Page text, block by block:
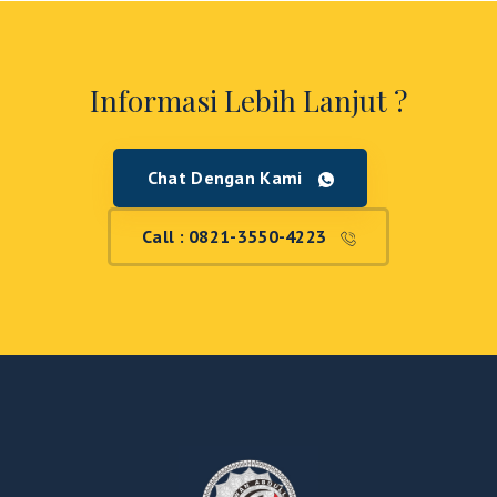
Informasi Lebih Lanjut ?
Chat Dengan Kami
Call : 0821-3550-4223